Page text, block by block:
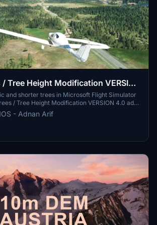
Tree Height Modification VERSION
(shorter, realistic trees)
and shorter trees in Microsoft Flight Simulator
/ Tree Height Modification VERSION 4.0 add-
the latest version of MSFS, this mod provides
for a more authentic flying experience.
tree coloration blending seamlessly with
folder and enjoy a new perspective from the
- Adnan Arif